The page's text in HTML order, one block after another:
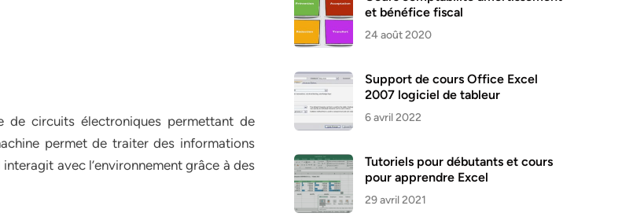
de circuits électroniques permettant de
permet de traiter des informations
avec l’environnement grâce à des
et bénéfice fiscal
24 août 2020
Support de cours Office Excel
2007 logiciel de tableur
6 avril 2022
Tutoriels pour débutants et cours
pour apprendre Excel
29 avril 2021